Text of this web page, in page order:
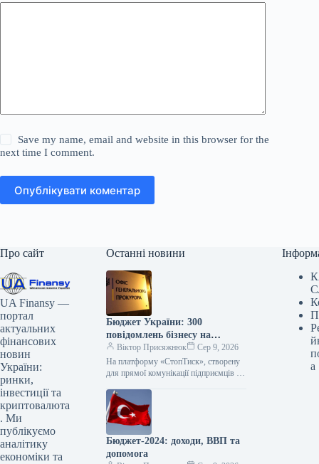
Save my name, email and website in this browser for the
next time I comment.
Опублікувати коментар
Про сайт
UA Finansy —
портал
актуальних
фінансових
новин
України:
ринки,
інвестиції та
криптовалюта
. Ми
публікуємо
аналітику
економіки та
Останні новини
Бюджет України: 300
повідомлень бізнесу на
«СтопТиск»
Віктор Присяжнюк
Сер 9, 2026
На платформу «СтопТиск», створену
для прямої комунікації підприємців з
повідомлень. Результати роботи
платформи Станом на 27…
Бюджет-2024: доходи, ВВП та
допомога
а